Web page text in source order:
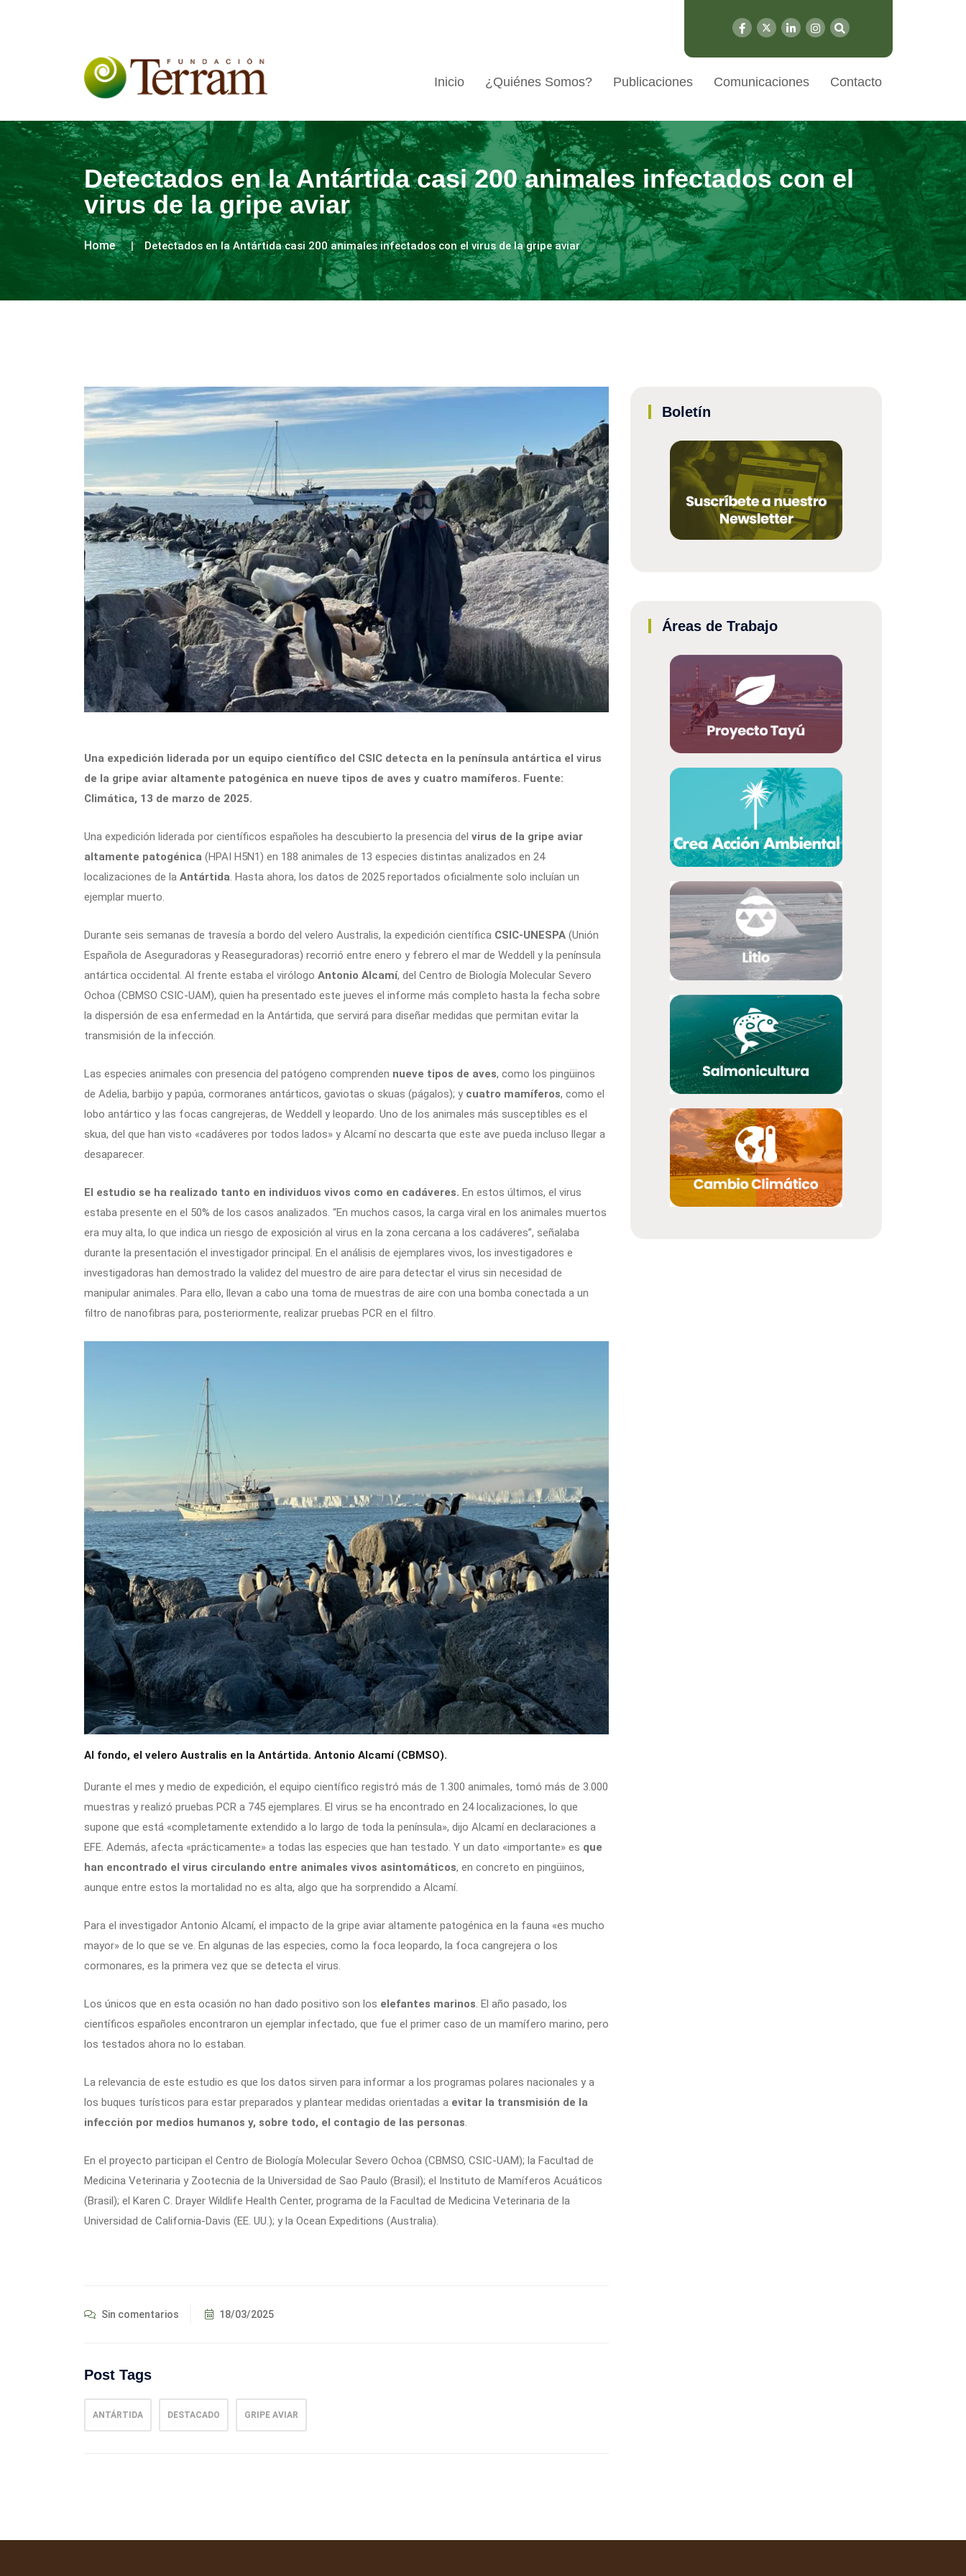
Inicio ¿Quiénes Somos? Publicaciones Comunicaciones Contacto
Detectados en la Antártida casi 200 animales infectados con el
virus de la gripe aviar
Home Detectados en la Antártida casi 200 animales infectados con el virus de la gripe aviar
Una expedición liderada por un equipo científico del CSIC detecta en la península antártica el virus
de la gripe aviar altamente patogénica en nueve tipos de aves y cuatro mamíferos. Fuente:
Climática, 13 de marzo de 2025.
Una expedición liderada por científicos españoles ha descubierto la presencia del virus de la gripe aviar
altamente patogénica (HPAI H5N1) en 188 animales de 13 especies distintas analizados en 24
localizaciones de la Antártida . Hasta ahora, los datos de 2025 reportados oficialmente solo incluían un
ejemplar muerto.
Durante seis semanas de travesía a bordo del velero Australis, la expedición científica CSIC-UNESPA (Unión
Española de Aseguradoras y Reaseguradoras) recorrió entre enero y febrero el mar de Weddell y la península
antártica occidental. Al frente estaba el virólogo Antonio Alcamí, del Centro de Biología Molecular Severo
Ochoa (CBMSO CSIC-UAM), quien ha presentado este jueves el informe más completo hasta la fecha sobre
la dispersión de esa enfermedad en la Antártida, que servirá para diseñar medidas que permitan evitar la
transmisión de la infección.
Las especies animales con presencia del patógeno comprenden nueve tipos de aves, como los pingüinos
de Adelia, barbijo y papúa, cormoranes antárticos, gaviotas o skuas (págalos); y cuatro mamíferos, como el
lobo antártico y las focas cangrejeras, de Weddell y leopardo. Uno de los animales más susceptibles es el
skua, del que han visto «cadáveres por todos lados» y Alcamí no descarta que este ave pueda incluso llegar a
desaparecer.
El estudio se ha realizado tanto en individuos vivos como en cadáveres. En estos últimos, el virus
estaba presente en el 50% de los casos analizados. “En muchos casos, la carga viral en los animales muertos
era muy alta, lo que indica un riesgo de exposición al virus en la zona cercana a los cadáveres”, señalaba
durante la presentación el investigador principal. En el análisis de ejemplares vivos, los investigadores e
investigadoras han demostrado la validez del muestro de aire para detectar el virus sin necesidad de
manipular animales. Para ello, llevan a cabo una toma de muestras de aire con una bomba conectada a un
filtro de nanofibras para, posteriormente, realizar pruebas PCR en el filtro.
Al fondo, el velero Australis en la Antártida. Antonio Alcamí (CBMSO).
Durante el mes y medio de expedición, el equipo científico registró más de 1.300 animales, tomó más de 3.000
muestras y realizó pruebas PCR a 745 ejemplares. El virus se ha encontrado en 24 localizaciones, lo que
supone que está «completamente extendido a lo largo de toda la península», dijo Alcamí en declaraciones a
EFE. Además, afecta «prácticamente» a todas las especies que han testado. Y un dato «importante» es que
han encontrado el virus circulando entre animales vivos asintomáticos, en concreto en pingüinos,
aunque entre estos la mortalidad no es alta, algo que ha sorprendido a Alcamí.
Para el investigador Antonio Alcamí, el impacto de la gripe aviar altamente patogénica en la fauna «es mucho
mayor» de lo que se ve. En algunas de las especies, como la foca leopardo, la foca cangrejera o los
cormonares, es la primera vez que se detecta el virus.
Los únicos que en esta ocasión no han dado positivo son los elefantes marinos. El año pasado, los
científicos españoles encontraron un ejemplar infectado, que fue el primer caso de un mamífero marino, pero
los testados ahora no lo estaban.
La relevancia de este estudio es que los datos sirven para informar a los programas polares nacionales y a
los buques turísticos para estar preparados y plantear medidas orientadas a evitar la transmisión de la
infección por medios humanos y, sobre todo, el contagio de las personas.
En el proyecto participan el Centro de Biología Molecular Severo Ochoa (CBMSO, CSIC-UAM); la Facultad de
Medicina Veterinaria y Zootecnia de la Universidad de Sao Paulo (Brasil); el Instituto de Mamíferos Acuáticos
(Brasil); el Karen C. Drayer Wildlife Health Center, programa de la Facultad de Medicina Veterinaria de la
Universidad de California-Davis (EE. UU.); y la Ocean Expeditions (Australia).
Sin comentarios 18/03/2025
Post Tags
ANTÁRTIDA DESTACADO GRIPE AVIAR
Boletín
Áreas de Trabajo